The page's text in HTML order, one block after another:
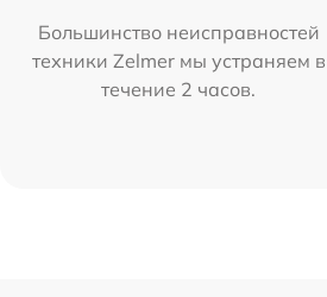
Большинство неисправностей
техники Zelmer мы устраняем в
течение 2 часов.